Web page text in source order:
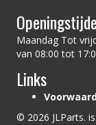
Maandag Tot
van 08:00 tot
Links
© 2026 JLParts.